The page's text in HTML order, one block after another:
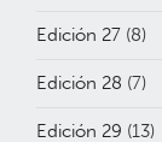
Edición 27 (8)
Edición 28 (7)
Edición 29 (13)